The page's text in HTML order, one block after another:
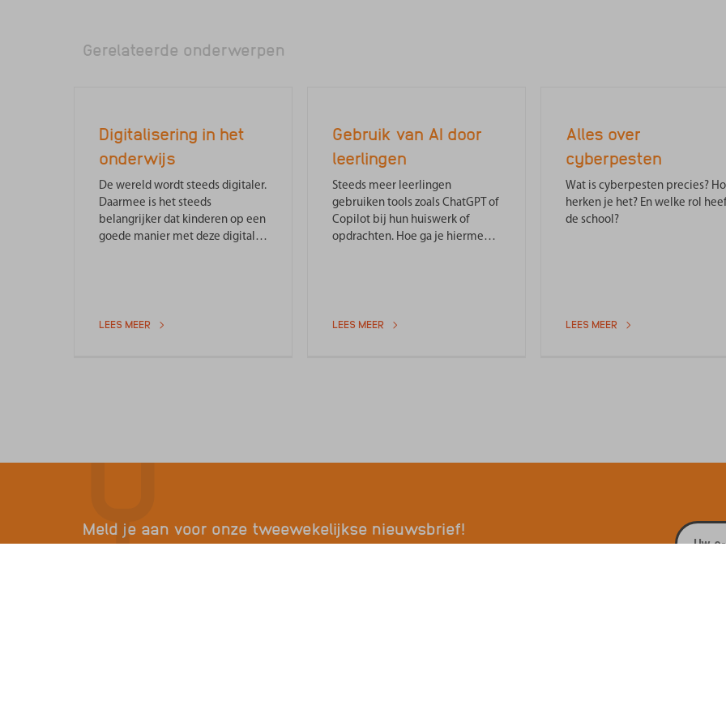
Gerelateerde onderwerpen
Digitalisering in het
onderwijs
De wereld wordt steeds digitaler.
Daarmee is het steeds
belangrijker dat kinderen op een
goede manier met deze digitale
LEES MEER
Gebruik van AI door
leerlingen
Steeds meer leerlingen
gebruiken tools zoals ChatGPT of
Copilot bij hun huiswerk of
opdrachten. Hoe ga je hiermee
LEES MEER
Alles over
cyberpesten
Wat is cyberpesten precies?
herken je het? En welke rol
de school?
LEES MEER
Meld je aan voor onze tweewekelijkse nieuwsbrief! E-mailadres